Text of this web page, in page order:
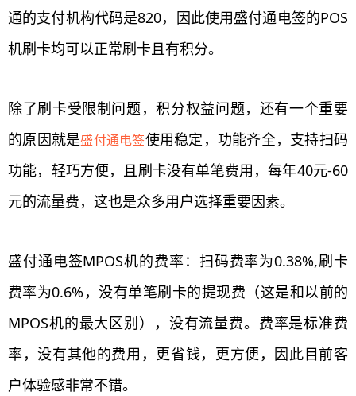
通的支付机构代码是820，因此使用盛付通电签的POS
机刷卡均可以正常刷卡且有积分。
除了刷卡受限制问题，积分权益问题，还有一个重要
的原因就是盛付通电签使用稳定，功能齐全，支持扫码
功能，轻巧方便，且刷卡没有单笔费用，每年40元-60
元的流量费，这也是众多用户选择重要因素。
盛付通电签MPOS机的费率：扫码费率为0.38%,刷卡
费率为0.6%，没有单笔刷卡的提现费（这是和以前的
MPOS机的最大区别），没有流量费。费率是标准费
率，没有其他的费用，更省钱，更方便，因此目前客
户体验感非常不错。